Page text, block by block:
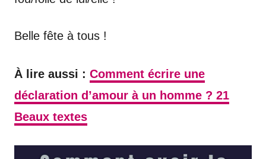
Belle fête à tous !
À lire aussi : Comment écrire une
déclaration d’amour à un homme ? 21
Beaux textes